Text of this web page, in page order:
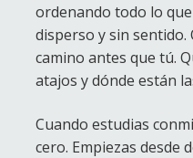
ordenando todo lo
disperso y sin sentido.
camino antes que tú.
atajos y dónde están
Cuando estudias
cero. Empiezas desde